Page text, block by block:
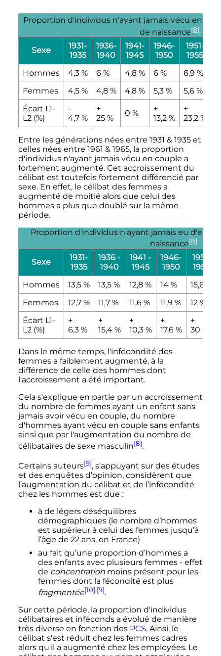
Proportion d'individus n'ayant jamais vécu en
de naissance[8]
Sexe
1931-
1935
1936-
1940
1941-
1945
1946-
1950
1951-
1955
Hommes
4,3 % 6 % 4,8 % 6 % 6,9 %
Femmes
4,5 % 4,8 % 4,8 % 5,3 % 5,6 %
Écart L1-
L2 (%)
-
4,7 %
+
25 %
0 %
+
13,2 %
+
23,2 %
Entre les générations nées entre 1931 & 1935 et
celles nées entre 1961 & 1965, la proportion
d'individus n'ayant jamais vécu en couple a
fortement augmenté. Cet accroissement du
célibat est toutefois fortement différencié par
sexe. En effet, le célibat des femmes a
augmenté de moitié alors que celui des
hommes a plus que doublé sur la même
période.
Proportion d'individus n'ayant jamais eu
naissance[8]
Sexe
1931-
1935
1936 -
1940
1941 -
1945
1946-
1950
1951-
1955
Hommes
13,5 % 13,5 % 12,8 % 14 % 15,6
Femmes
12,7 % 11,7 % 11,6 % 11,9 % 12 %
Écart L1-
L2 (%)
+
6,3 %
+
15,4 %
+
10,3 %
+
17,6 %
+
30 %
Dans le même temps, l'infécondité des
femmes a faiblement augmenté, à la
différence de celle des hommes dont
l'accroissement a été important.
Cela s'explique en partie par un accroissement
du nombre de femmes ayant un enfant sans
jamais avoir vécu en couple, du nombre
d'hommes ayant vécu en couple sans enfants
ainsi que par l'augmentation du nombre de
célibataires de sexe masculin[8].
Certains auteurs[9], s’appuyant sur des études
et des enquêtes d’opinion, considèrent que
l’augmentation du célibat et de l’infécondité
chez les hommes est due :
à de légers déséquilibres
démographiques (le nombre d’hommes
est supérieur à celui des femmes jusqu’à
l’âge de 22 ans, en France)
au fait qu’une proportion d’hommes a
des enfants avec plusieurs femmes - effet
de concentrationmoins présent pour les
femmes dont la fécondité est plus
fragmentée[10],[9].
Sur cette période, la proportion d'individus
célibataires et inféconds a évolué de manière
très diverse en fonction des PCS. Ainsi, le
célibat s'est réduit chez les femmes cadres
alors qu'il a augmenté chez les employées. Le